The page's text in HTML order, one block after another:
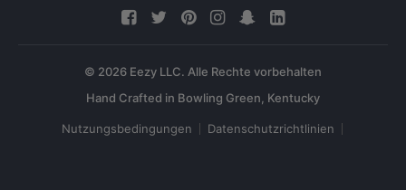
© 2026 Eezy LLC. Alle Rechte vorbehalten
Nutzungsbedingungen Datenschutzrichtlinien